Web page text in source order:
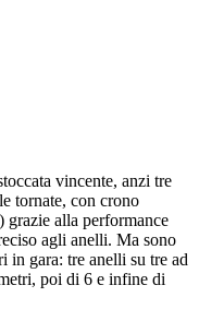
vincente, anzi tre
tornate, con crono
alla performance
agli anelli. Ma sono
in gara: tre anelli su tre ad
poi di 6 e infine di